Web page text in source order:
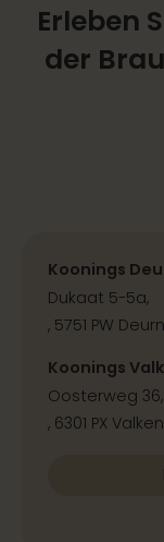
Erleben
der
Koonings
Dukaat 5-5a,
, 5751 PW
Koonings
Oosterweg 36,
, 6301 PX